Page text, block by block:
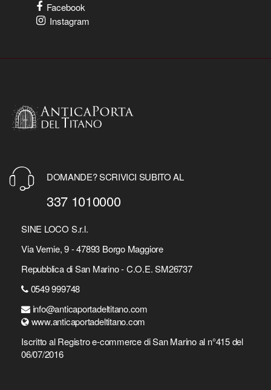
Facebook
Instagram
DOMANDE? SCRIVICI SUBITO AL
337 1010000
SINE LOCO S.r.l.
Via Vernie, 9 - 47893 Borgo Maggiore
Repubblica di San Marino - C.O.E. SM26737
0549 999748
info@anticaportadeltitano.com
www.anticaportadeltitano.com
Iscritto al Registro e-commerce di San Marino al n°415 del
06/07/2016